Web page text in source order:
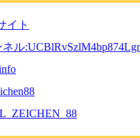
イト
ネル